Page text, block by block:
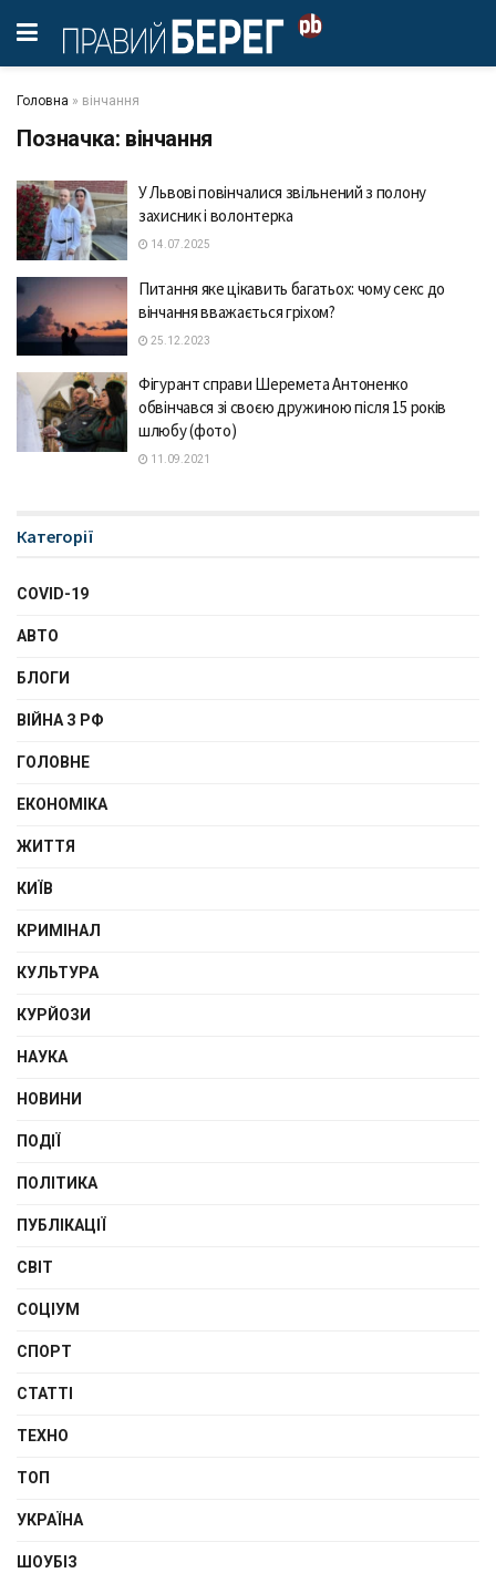
Головна » вінчання
Позначка: вінчання
У Львові повінчалися звільнений з полону
захисник і волонтерка
14.07.2025
Питання яке цікавить багатьох: чому секс до
вінчання вважається гріхом?
25.12.2023
Фігурант справи Шеремета Антоненко
обвінчався зі своєю дружиною після 15 років
шлюбу (фото)
11.09.2021
Категорії
COVID-19
АВТО
БЛОГИ
ВІЙНА З РФ
ГОЛОВНЕ
ЕКОНОМІКА
ЖИТТЯ
КИЇВ
КРИМІНАЛ
КУЛЬТУРА
КУРЙОЗИ
НАУКА
НОВИНИ
ПОДІЇ
ПОЛІТИКА
ПУБЛІКАЦІЇ
СВІТ
СОЦІУМ
СПОРТ
СТАТТІ
ТЕХНО
ТОП
УКРАЇНА
ШОУБІЗ